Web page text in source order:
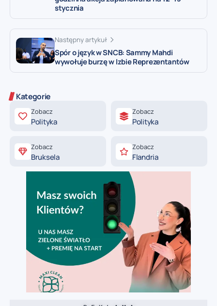
stycznia
Następny artykuł
Spór o język w SNCB: Sammy Mahdi
wywołuje burzę w Izbie Reprezentantów
Kategorie
Zobacz
Polityka
Zobacz
Polityka
Zobacz
Bruksela
Zobacz
Flandria